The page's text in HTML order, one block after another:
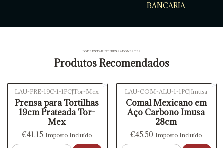
BANCARIA
PODE ESTAR INTERESSADO NESTES
Produtos Recomendados
LAU-PRE-19C-1-1PC|Tor-Mex
Prensa para Tortilhas
19cm Prateada Tor-
Mex
€41,15 Imposto Incluído
LAU-COM-ALU-1-1PC|Imusa
Comal Mexicano em
Aço Carbono Imusa
28cm
€45,50 Imposto Incluído